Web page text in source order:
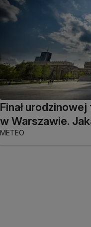
Finał
w Warszawie.
METEO